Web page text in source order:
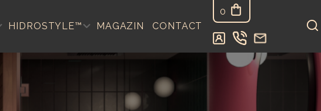
HIDROSTYLE™ MAGAZIN CONTACT
0